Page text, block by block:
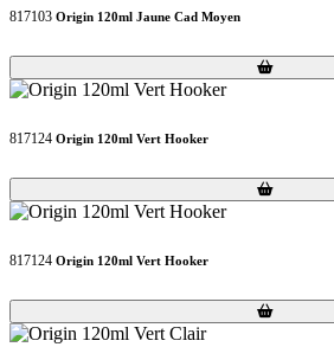
817103 Origin 120ml Jaune Cad Moyen
Loading...
Loading...
817124 Origin 120ml Vert Hooker
Loading...
Loading...
817124 Origin 120ml Vert Hooker
Loading...
Loading...